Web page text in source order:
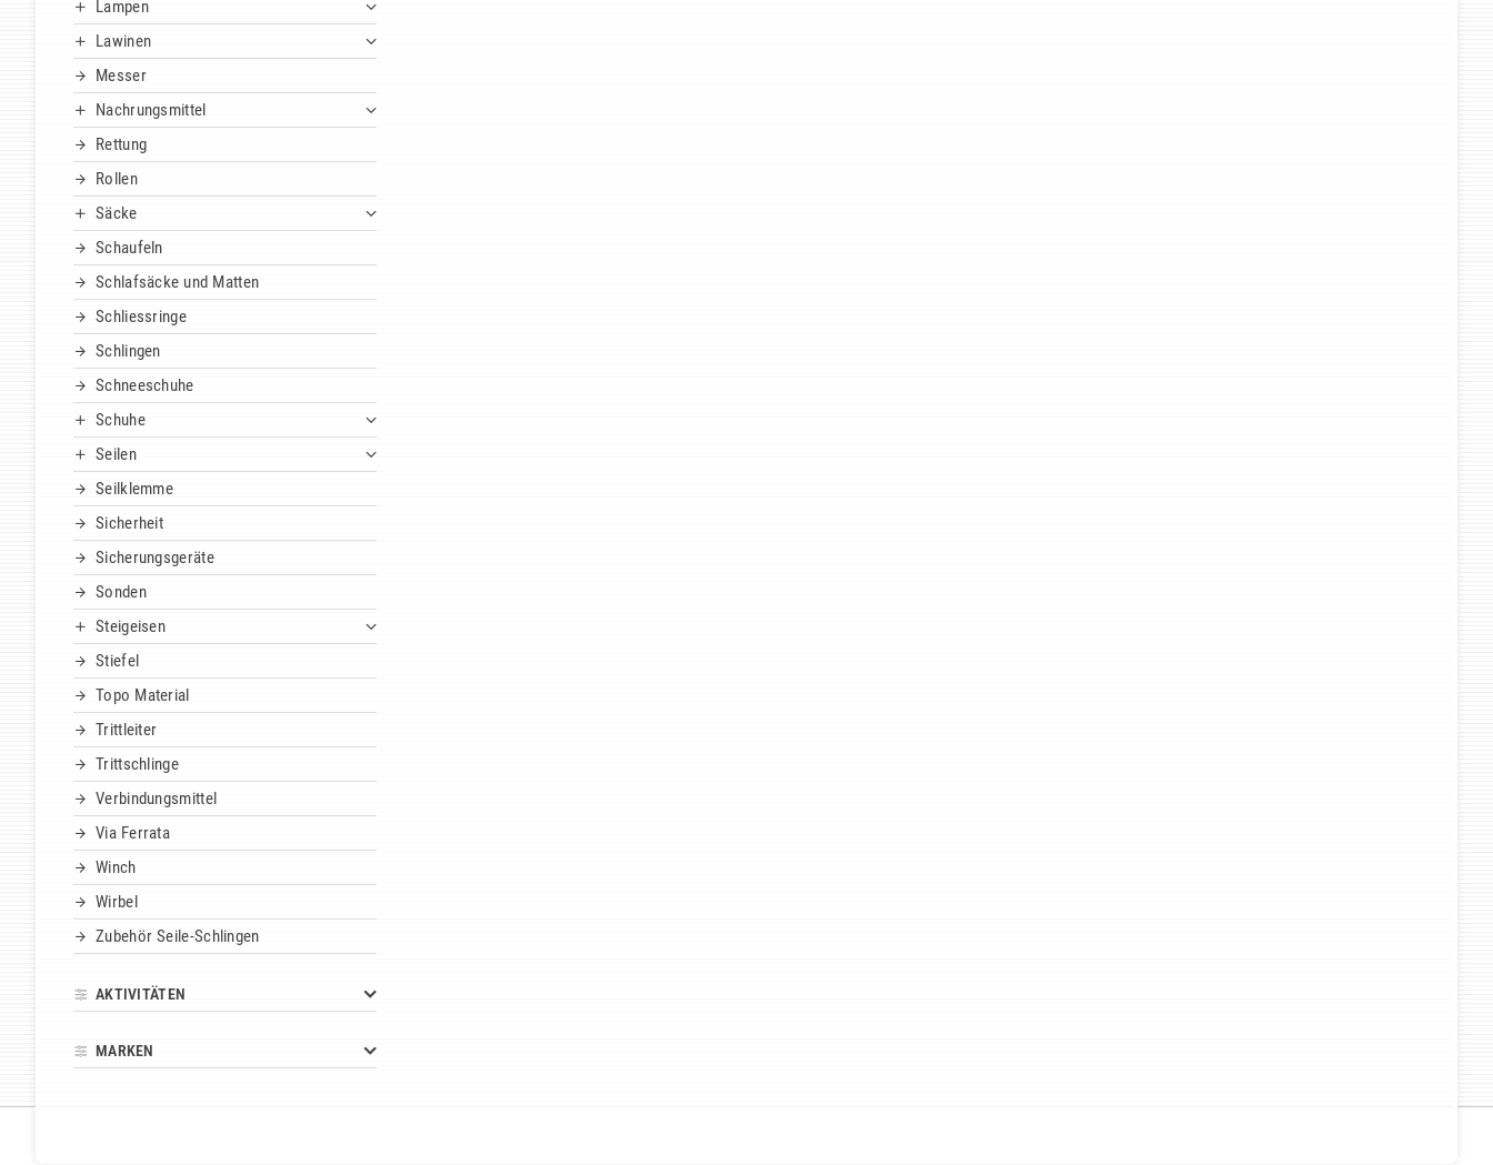
Lampen
Lawinen
Messer
Nachrungsmittel
Rettung
Rollen
Säcke
Schaufeln
Schlafsäcke und Matten
Schliessringe
Schlingen
Schneeschuhe
Schuhe
Seilen
Seilklemme
Sicherheit
Sicherungsgeräte
Sonden
Steigeisen
Stiefel
Topo Material
Trittleiter
Trittschlinge
Verbindungsmittel
Via Ferrata
Winch
Wirbel
Zubehör Seile-Schlingen
AKTIVITÄTEN
MARKEN